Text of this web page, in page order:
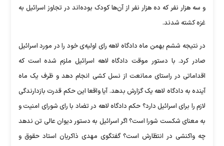
و سه هزار نفر که ده هزار نفر از آن‌ها کودک بوده‌اند در تجاوز اسرائیل به
غزه کشته شدند.
در نتیجه ششم بهمن ماه دادگاه لاهه رای اولیه‌ی خود را در مورد اسرائیل
صادر کرد. با دستور موقت دادگاه لاهه اسرائیل ملزم شده است که
اقداماتی در راستای ممانعت از نسل کشی انجام دهد و ظرف یک ماه
آینده به دادگاه لاهه یک گزارش بدهد. آیا واقعا این حکم قدرت بازدارندگی
لازم را برای اسرائیل دارد؟ حکم دادگاه لاهه در تضاد با رای شورای امنیت و
به معنای شکست شورا است؟ اگر اسرائیل به دستور دیوان عالی تن ندهد
چه واکنشی در انتظارش است؟ گفتگوی مهدی ذاکریان استاد حقوق و